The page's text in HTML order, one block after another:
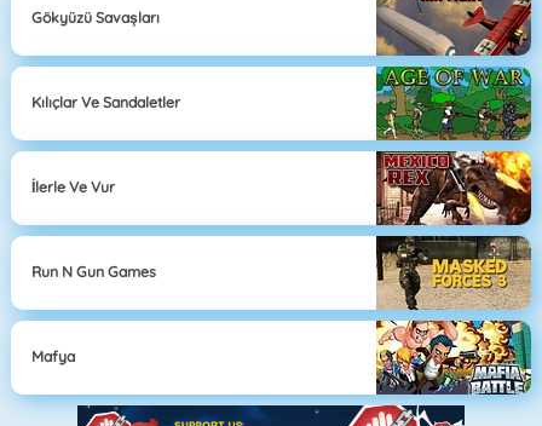
Gökyüzü Savaşları
Kılıçlar Ve Sandaletler
İlerle Ve Vur
Run N Gun Games
Mafya